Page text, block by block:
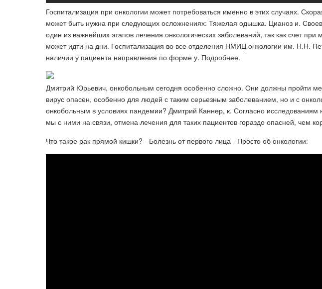
Госпитализация при онкологии может потребоваться именно в этих случаях.
может быть нужна при следующих осложнениях: Тяжелая одышка. Цианоз и.
один из важнейших этапов лечения онкологических заболеваний, так как счет при
может идти на дни. Госпитализация во все отделения НМИЦ онкологии им. Н.Н.
наличии у пациента направления по форме у. Подробнее.
Дмитрий Юрьевич, онкобольным сегодня особенно сложно. Они должны пройти
вирус опасен, особенно для людей с таким серьезным заболеванием, но и с
онкобольным в условиях пандемии? Дмитрий Каннер, к. Согласно исследованиям
мы с ними на связи, отмена лечения для таких пациентов гораздо опасней, чем
Что такое рак прямой кишки? - Болезнь от первого лица - Просто об онкологии: